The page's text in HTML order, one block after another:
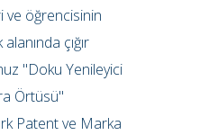
ve öğrencisinin
çığır
"Doku Yenileyici
Örtüsü"
Patent ve Marka